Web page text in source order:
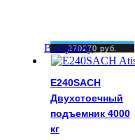
В корзину
E240SACH
Двухстоечный
подъемник 4000
кг
270270 руб.